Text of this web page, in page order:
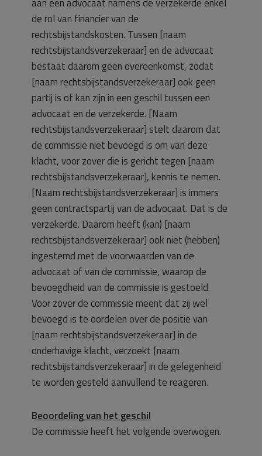
de rol van financier van de
rechtsbijstandskosten. Tussen [naam
rechtsbijstandsverzekeraar] en de advocaat
bestaat daarom geen overeenkomst, zodat
[naam rechtsbijstandsverzekeraar] ook geen
partij is of kan zijn in een geschil tussen een
advocaat en de verzekerde. [Naam
rechtsbijstandsverzekeraar] stelt daarom dat
de commissie niet bevoegd is om van deze
klacht, voor zover die is gericht tegen [naam
rechtsbijstandsverzekeraar], kennis te nemen.
[Naam rechtsbijstandsverzekeraar] is immers
geen contractspartij van de advocaat. Dat is de
verzekerde. Daarom heeft (kan) [naam
rechtsbijstandsverzekeraar] ook niet (hebben)
ingestemd met de voorwaarden van de
advocaat of van de commissie, waarop de
bevoegdheid van de commissie is gestoeld.
Voor zover de commissie meent dat zij wel
bevoegd is te oordelen over de positie van
[naam rechtsbijstandsverzekeraar] in de
onderhavige klacht, verzoekt [naam
rechtsbijstandsverzekeraar] in de gelegenheid
te worden gesteld aanvullend te reageren.
Beoordeling van het geschil
De commissie heeft het volgende overwogen.